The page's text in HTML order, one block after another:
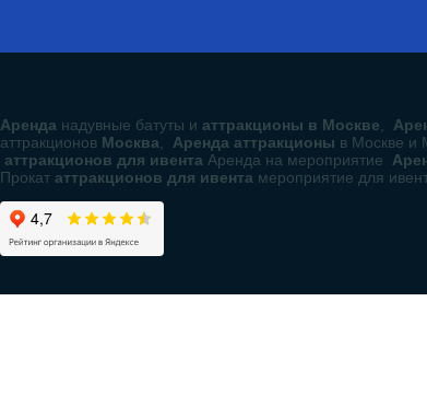
Аренда надувные батуты и аттракционы в Москве
аттракционов Москва Аренда аттракционы в Москве и
аттракционов для ивента Аренда на мероприятие
Прокат аттракционов для ивента мероприятие для